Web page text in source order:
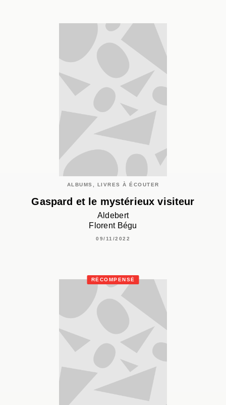
ALBUMS, LIVRES À ÉCOUTER
Gaspard et le mystérieux visiteur
Aldebert
Florent Bégu
09/11/2022
RÉCOMPENSÉ